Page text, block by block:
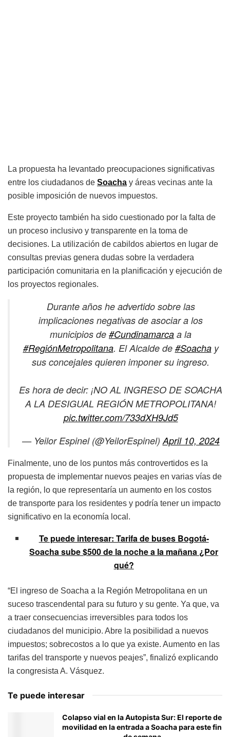
La propuesta ha levantado preocupaciones significativas
entre los ciudadanos de Soacha y áreas vecinas ante la
posible imposición de nuevos impuestos.
Este proyecto también ha sido cuestionado por la falta de
un proceso inclusivo y transparente en la toma de
decisiones. La utilización de cabildos abiertos en lugar de
consultas previas genera dudas sobre la verdadera
participación comunitaria en la planificación y ejecución de
los proyectos regionales.
Durante años he advertido sobre las
implicaciones negativas de asociar a los
municipios de #Cundinamarca a la
#RegiónMetropolitana. El Alcalde de #Soachay
sus concejales quieren imponer su ingreso.
Es hora de decir: ¡NO AL INGRESO DE SOACHA
A LA DESIGUAL REGIÓN METROPOLITANA!
pic.twitter.com/733dXH9Jd5
— Yeilor Espinel (@YeilorEspinel) April 10, 2024
Finalmente, uno de los puntos más controvertidos es la
propuesta de implementar nuevos peajes en varias vías de
la región, lo que representaría un aumento en los costos
de transporte para los residentes y podría tener un impacto
significativo en la economía local.
Te puede interesar: Tarifa de buses Bogotá-
Soacha sube $500 de la noche a la mañana ¿Por
qué?
“El ingreso de Soacha a la Región Metropolitana en un
suceso trascendental para su futuro y su gente. Ya que, va
a traer consecuencias irreversibles para todos los
ciudadanos del municipio. Abre la posibilidad a nuevos
impuestos; sobrecostos a lo que ya existe. Aumento en las
tarifas del transporte y nuevos peajes”, finalizó explicando
la congresista A. Vásquez.
Te puede interesar
Colapso vial en la Autopista Sur: El reporte de
movilidad en la entrada a Soacha para este fin